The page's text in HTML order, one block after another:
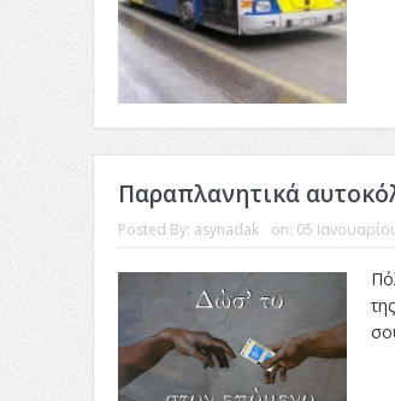
Παραπλανητικά
Posted By: asynadak on: 05